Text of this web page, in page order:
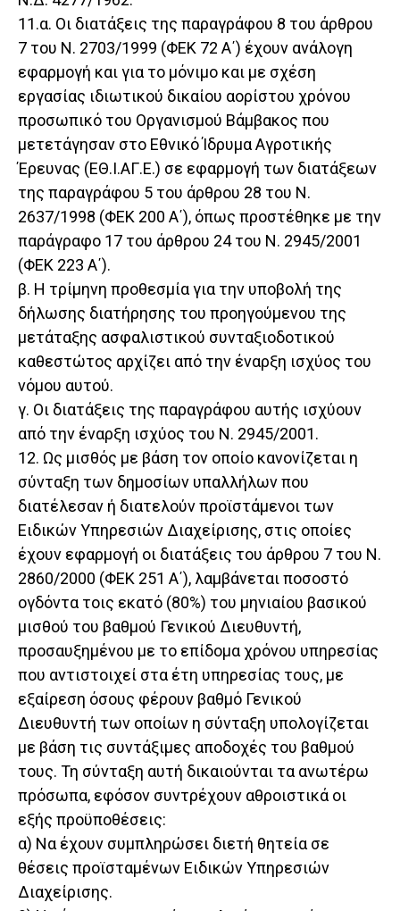
11.α. Οι διατάξεις της παραγράφου 8 του άρθρου
7 του Ν. 2703/1999 (ΦΕΚ 72 Α΄) έχουν ανάλογη
εφαρμογή και για το μόνιμο και με σχέση
εργασίας ιδιωτικού δικαίου αορίστου χρόνου
προσωπικό του Οργανισμού Βάμβακος που
μετετάγησαν στο Εθνικό Ίδρυμα Αγροτικής
Έρευνας (ΕΘ.Ι.ΑΓ.Ε.) σε εφαρμογή των διατάξεων
της παραγράφου 5 του άρθρου 28 του Ν.
2637/1998 (ΦΕΚ 200 Α΄), όπως προστέθηκε με την
παράγραφο 17 του άρθρου 24 του Ν. 2945/2001
(ΦΕΚ 223 Α΄).
β. Η τρίμηνη προθεσμία για την υποβολή της
δήλωσης διατήρησης του προηγούμενου της
μετάταξης ασφαλιστικού συνταξιοδοτικού
καθεστώτος αρχίζει από την έναρξη ισχύος του
νόμου αυτού.
γ. Οι διατάξεις της παραγράφου αυτής ισχύουν
από την έναρξη ισχύος του Ν. 2945/2001.
12. Ως μισθός με βάση τον οποίο κανονίζεται η
σύνταξη των δημοσίων υπαλλήλων που
διατέλεσαν ή διατελούν προϊστάμενοι των
Ειδικών Υπηρεσιών Διαχείρισης, στις οποίες
έχουν εφαρμογή οι διατάξεις του άρθρου 7 του Ν.
2860/2000 (ΦΕΚ 251 Α΄), λαμβάνεται ποσοστό
ογδόντα τοις εκατό (80%) του μηνιαίου βασικού
μισθού του βαθμού Γενικού Διευθυντή,
προσαυξημένου με το επίδομα χρόνου υπηρεσίας
που αντιστοιχεί στα έτη υπηρεσίας τους, με
εξαίρεση όσους φέρουν βαθμό Γενικού
Διευθυντή των οποίων η σύνταξη υπολογίζεται
με βάση τις συντάξιμες αποδοχές του βαθμού
τους. Τη σύνταξη αυτή δικαιούνται τα ανωτέρω
πρόσωπα, εφόσον συντρέχουν αθροιστικά οι
εξής προϋποθέσεις:
α) Να έχουν συμπληρώσει διετή θητεία σε
θέσεις προϊσταμένων Ειδικών Υπηρεσιών
Διαχείρισης.